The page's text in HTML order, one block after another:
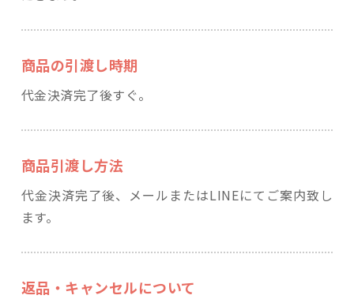
商品の引渡し時期
代金決済完了後すぐ。
商品引渡し方法
代金決済完了後、メールまたはLINEにてご案内致し
ます。
返品・キャンセルについて